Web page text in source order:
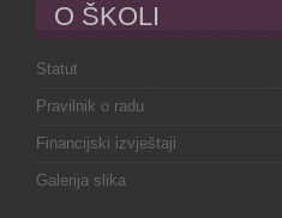
O ŠKOLI
Statut
Pravilnik o radu
Financijski izvještaji
Galerija slika